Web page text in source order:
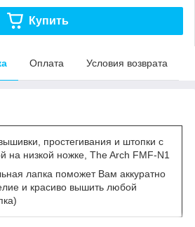
Купить
Оплата Условия возврата
простегивания и штопки с
на низкой ножке, The Arch FMF-N1
лапка поможет Вам аккуратно
и красиво вышить любой